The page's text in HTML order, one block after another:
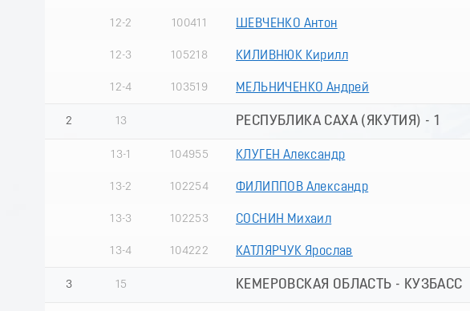
12-2 100411 ШЕВЧЕНКО Антон
12-3 105218 КИЛИВНЮК Кирилл
12-4 103519 МЕЛЬНИЧЕНКО Андрей
2 13 РЕСПУБЛИКА САХА (ЯКУТИЯ) - 1
13-1 104955 КЛУГЕН Александр
13-2 102254 ФИЛИППОВ Александр
13-3 102253 СОСНИН Михаил
13-4 104222 КАТЛЯРЧУК Ярослав
3 15 КЕМЕРОВСКАЯ ОБЛАСТЬ - КУЗБАСС